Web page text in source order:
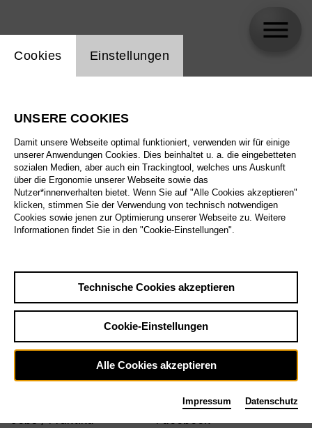
Biographie
Spielplan
Jobs / Praktika
Facebook
Einstellung Website Cookie
Cookies Einstellungen
UNSERE COOKIES
Damit unsere Webseite optimal funktioniert, verwenden wir für einige
unserer Anwendungen Cookies. Dies beinhaltet u. a. die eingebetteten
sozialen Medien, aber auch ein Trackingtool, welches uns Auskunft
über die Ergonomie unserer Webseite sowie das
Nutzer*innenverhalten bietet. Wenn Sie auf "Alle Cookies akzeptieren"
klicken, stimmen Sie der Verwendung von technisch notwendigen
Cookies sowie jenen zur Optimierung unserer Webseite zu. Weitere
Informationen findet Sie in den "Cookie-Einstellungen".
Technische Cookies akzeptieren
Cookie-Einstellungen
Alle Cookies akzeptieren
Impressum Datenschutz